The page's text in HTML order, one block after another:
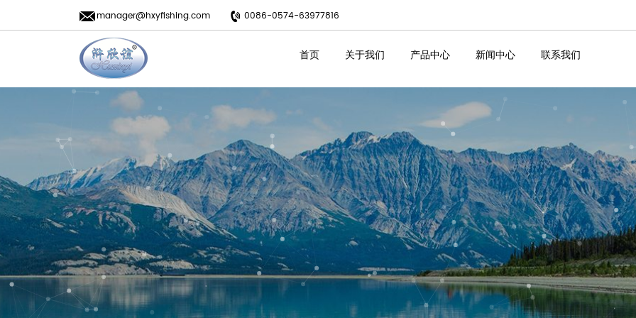
manager@hxyfishing.com 0086-0574-63977816
首页 关于我们 产品中心 新闻中心 联系我们